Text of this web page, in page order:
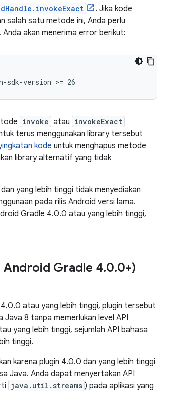
. Jika kode
salah satu metode ini, Anda perlu
akan menerima error berikut:
invoke atau invokeExact
terus menggunakan library tersebut
kode untuk menghapus metode
library alternatif yang tidak
yang lebih tinggi tidak menyediakan
pada rilis Android versi lama.
Gradle 4.0.0 atau yang lebih tinggi,
Android Gradle 4.0.0+)
4.0.0 atau yang lebih tinggi, plugin tersebut
Java 8 tanpa memerlukan level API
yang lebih tinggi, sejumlah API bahasa
tinggi.
karena plugin 4.0.0 dan yang lebih tinggi
Java. Anda dapat menyertakan API
java.util.streams ) pada aplikasi yang